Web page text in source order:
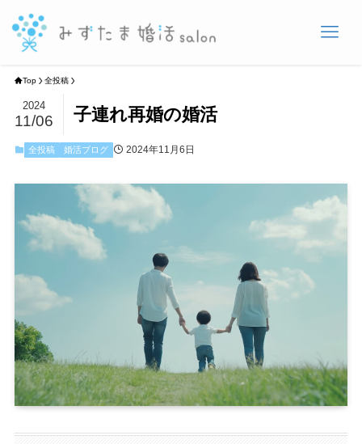
Top 全投稿
子連れ再婚の婚活
2024
11/06
全投稿 婚活ブログ 2024年11月6日